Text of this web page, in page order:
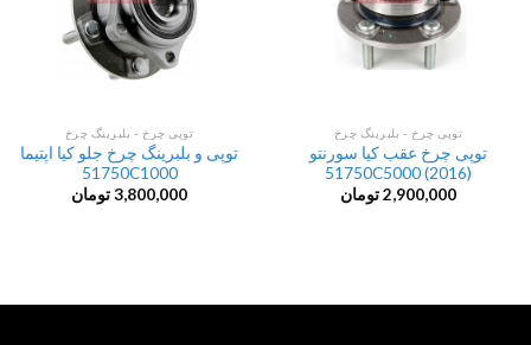
توپی چرخ - بلبرینگ چرخ
توپی چرخ عقب کیا سورنتو
(2016) 51750C5000
2,900,000تومان
توپی چرخ - بلبرینگ چرخ
توپی و بلبرینگ چرخ جلو کیا اپتیما
51750C1000
3,800,000تومان